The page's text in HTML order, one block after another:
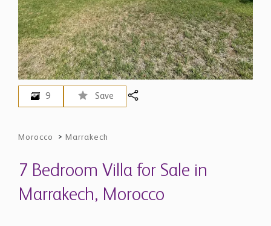
9 Save
Morocco > Marrakech
7 Bedroom Villa for Sale in
Marrakech, Morocco